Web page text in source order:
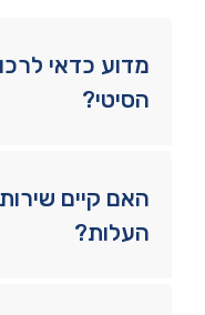
מדוע כדאי
הסיטי?
האם קיים
העלות?